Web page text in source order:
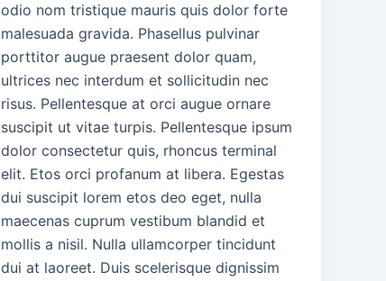
odio nom tristique mauris quis dolor forte
malesuada gravida. Phasellus pulvinar
porttitor augue praesent dolor quam,
ultrices nec interdum et sollicitudin nec
risus. Pellentesque at orci augue ornare
suscipit ut vitae turpis. Pellentesque ipsum
dolor consectetur quis, rhoncus terminal
elit. Etos orci profanum at libera. Egestas
dui suscipit lorem etos deo eget, nulla
maecenas cuprum vestibum blandid et
mollis a nisil. Nulla ullamcorper tincidunt
dui at laoreet. Duis scelerisque dignissim